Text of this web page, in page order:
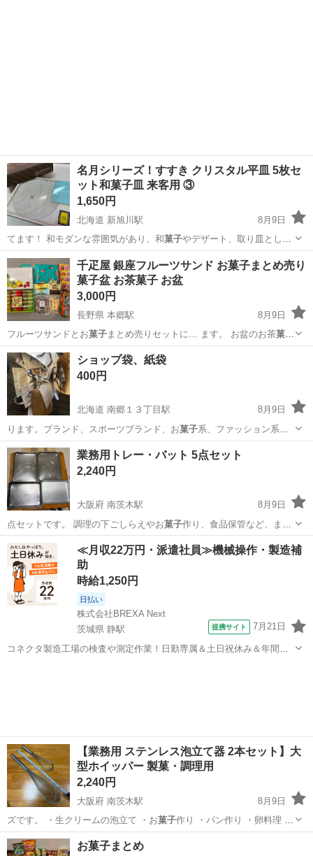
名月シリーズ！すすき クリスタル平皿 5枚セ
ット和菓子皿 来客用 ③
1,650円
北海道 新旭川駅
8月9日
てます！ 和モダンな雰囲気があり、和菓子やデザート、取り皿として
もおすすめです…
北海道 旭川市 新旭川駅 来客
千疋屋 銀座フルーツサンド お菓子まとめ売り
菓子盆 お茶菓子 お盆
3,000円
長野県 本郷駅
8月9日
フルーツサンドとお菓子まとめ売りセットに… ます。 お盆のお茶菓子
にいかがでしょうか… ？ 梨恵夢のお菓子が賞味期限近くなっ…
長野 長野市 本郷駅 食品
ショップ袋、紙袋
400円
北海道 南郷１３丁目駅
8月9日
ります。ブランド、スポーツブランド、お菓子系、ファッション系、
などなど プロフィ…
北海道 札幌市 南郷１３丁目駅 その他 紙袋
業務用トレー・バット 5点セット
2,240円
大阪府 南茨木駅
8月9日
点セットです。 調理の下ごしらえやお菓子作り、食品保管など、まだ
まだお使いいた…
大阪 茨木市 南茨木駅 調理器具
≪月収22万円・派遣社員≫機械操作・製造補
助
時給1,250円
日払い
株式会社BREXA Next
茨城県 静駅
提携サイト 7月21日
コネクタ製造工場の検査や測定作業！日勤専属＆土日祝休み＆年間休
【業務用 ステンレス泡立て器 2本セット】大
型ホイッパー 製菓・調理用
2,240円
大阪府 南茨木駅
8月9日
ズです。 ・生クリームの泡立て ・お菓子作り ・パン作り ・卵料理 ・
飲食店や…
大阪 茨木市 南茨木駅
お菓子まとめ